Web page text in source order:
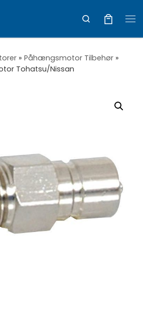
Search
» Påhængsmotor Tilbehør »
Tohatsu/Nissan